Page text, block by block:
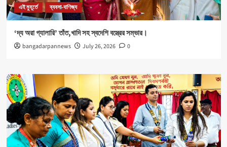
এই মুহূর্তে ব্যবসা-বাণিজ্য
‘দ্য অরা গ্যালারি’ তাঁত,খাদি সহ স্বদেশি বস্ত্রের সম্ভার।
bangadarpannews July 26, 2026 0